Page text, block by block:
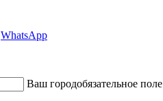
WhatsApp
Ваш городобязательное поле